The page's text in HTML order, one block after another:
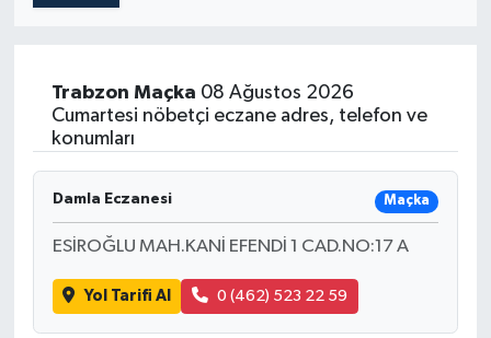
Trabzon Maçka 08 Ağustos 2026
Cumartesi nöbetçi eczane adres, telefon ve
konumları
Damla Eczanesi Maçka
ESİROĞLU MAH.KANİ EFENDİ 1 CAD.NO:17 A
Yol Tarifi Al 0 (462) 523 22 59